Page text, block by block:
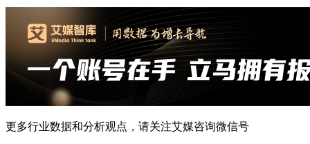
更多行业数据和分析观点，请关注艾媒咨询微信号